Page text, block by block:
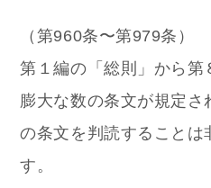
（第960条〜第979条）
第１編の「総則」から第
膨大な数の条文が規定さ
の条文を判読することは
す。